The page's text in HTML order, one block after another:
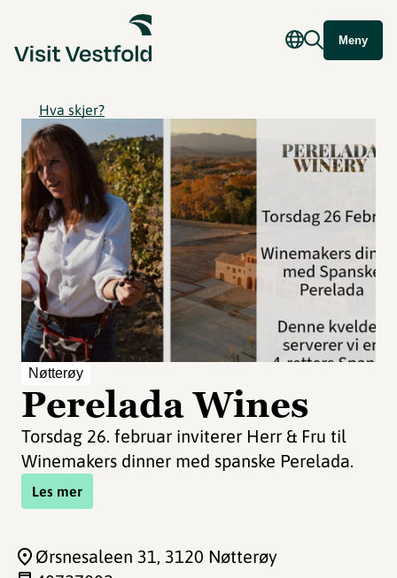
Meny
Hva skjer?
Nøtterøy
Perelada Wines
Torsdag 26. februar inviterer Herr & Fru til
Winemakers dinner med spanske Perelada.
Les mer
Ørsnesaleen 31, 3120 Nøtterøy